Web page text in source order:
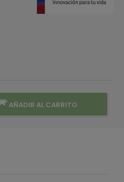
AÑADIR AL CARRITO